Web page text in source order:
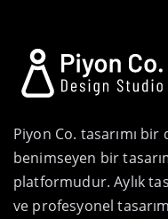
Piyon Co. tasarımı
benimseyen bir
platformudur. Aylık
ve profesyonel